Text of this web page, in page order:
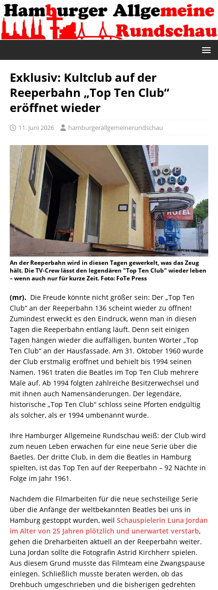
Exklusiv: Kultclub auf der
Reeperbahn „Top Ten Club“
eröffnet wieder
11. Juni 2026 hamburgerallgemeinerundschau
An der Reeperbahn wird in diesen Tagen gewerkelt, was das Zeug
hält. Die TV-Crew lässt den legendären "Top Ten Club" wieder leben
– wenn auch nur für kurze Zeit. Foto: FoTe Press
(mr). Die Freude könnte nicht größer sein: Der „Top Ten
Club“ an der Reeperbahn 136 scheint wieder zu öffnen!
Zumindest erweckt es den Eindruck, wenn man in diesen
Tagen die Reeperbahn entlang läuft. Denn seit einigen
Tagen hängen wieder die auffälligen, bunten Wörter „Top
Ten Club“ an der Hausfassade. Am 31. Oktober 1960 wurde
der Club erstmalig eröffnet und behielt bis 1994 seinen
Namen. 1961 traten die Beatles im Top Ten Club mehrere
Male auf. Ab 1994 folgten zahlreiche Besitzerwechsel und
mit ihnen auch Namensänderungen. Der legendäre,
historische „Top Ten Club“ schloss seine Pforten endgültig
als solcher, als er 1994 umbenannt wurde.
Ihre Hamburger Allgemeine Rundschau weiß: der Club wird
zum neuen Leben erwachen für eine neue Serie über die
Baetles. Der dritte Club, in dem die Beatles in Hamburg
spielten, ist das Top Ten auf der Reeperbahn – 92 Nächte in
Folge im Jahr 1961.
Nachdem die Filmarbeiten für die neue sechsteilige Serie
über die Anfänge der weltbekannten Beatles bei uns in
Hamburg gestoppt wurden, weil Schauspielerin Luna Jordan
im Alter von 25 Jahren plötzlich und unerwartet verstarb,
gehen die Dreharbeiten aktuell an der Reeperbahn weiter.
Luna Jordan sollte die Fotografin Astrid Kirchherr spielen.
Aus diesem Grund musste das Filmteam eine Zwangspause
einlegen. Schließlich musste beraten werden, ob das
Drehbuch umgeschrieben und die bisherigen gedrehten